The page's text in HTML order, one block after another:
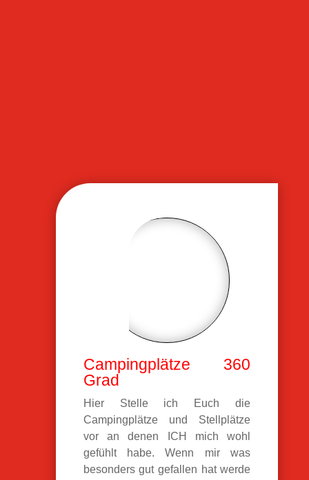
Campingplätze 360
Grad
Hier Stelle ich Euch die
Campingplätze und Stellplätze
vor an denen ICH mich wohl
gefühlt habe. Wenn mir was
besonders gut gefallen hat werde